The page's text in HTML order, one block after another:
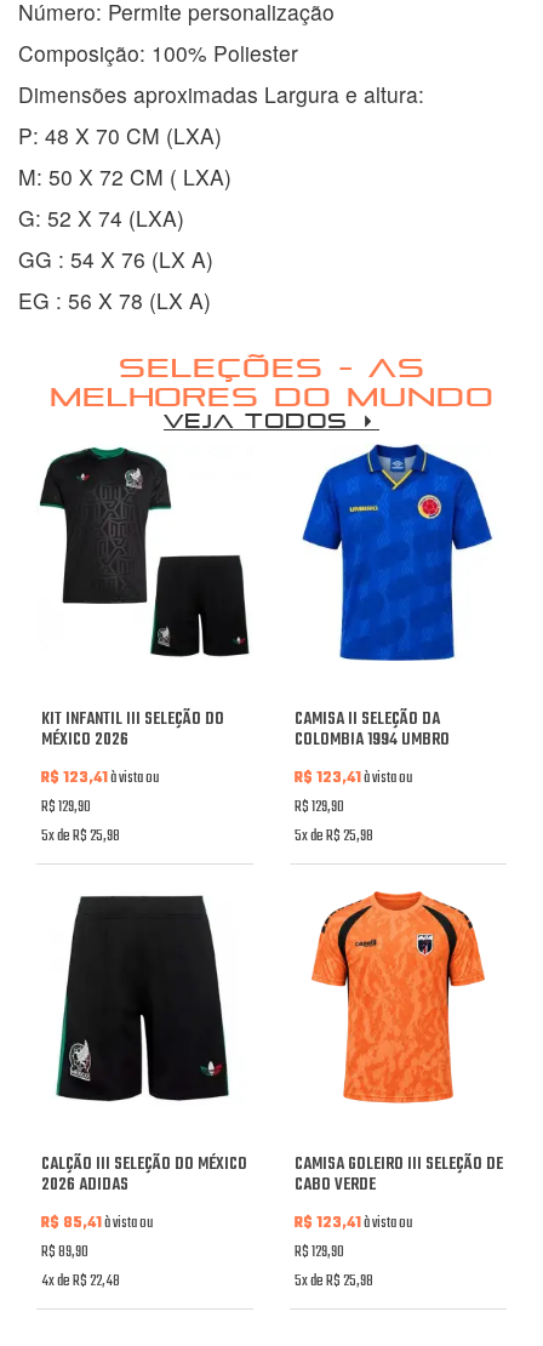
Número: Permite personalização
Composição: 100% Poliester
Dimensões aproximadas Largura e altura:
P: 48 X 70 CM (LXA)
M: 50 X 72 CM ( LXA)
G: 52 X 74 (LXA)
GG : 54 X 76 (LX A)
EG : 56 X 78 (LX A)
SELEÇÕES - AS
MELHORES DO MUNDO
VEJA TODOS
KIT INFANTIL III SELEÇÃO DO
MÉXICO 2026
R$ 123,41à vista ou
R$ 129,90
5x de R$ 25,98
CAMISA II SELEÇÃO DA
COLOMBIA 1994 UMBRO
R$ 123,41à vista ou
R$ 129,90
5x de R$ 25,98
CALÇÃO III SELEÇÃO DO MÉXICO
2026 ADIDAS
R$ 85,41à vista ou
R$ 89,90
4x de R$ 22,48
CAMISA GOLEIRO III SELEÇÃO DE
CABO VERDE
R$ 123,41à vista ou
R$ 129,90
5x de R$ 25,98